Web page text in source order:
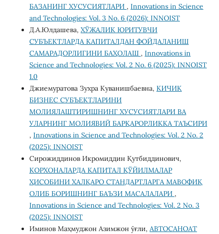
БАЗАНИНГ ХУСУСИЯТЛАРИ , Innovations in Science
and Technologies: Vol. 3 No. 6 (2026): INNOIST
Д.А.Юлдашева, ХЎЖАЛИК ЮРИТУВЧИ
СУБЪЕКТЛАРДА КАПИТАЛДАН ФОЙДАЛАНИШ
САМАРАДОРЛИГИНИ БАҲОЛАШ , Innovations in
Science and Technologies: Vol. 2 No. 6 (2025): INNOIST
1.0
Джиемуратова Зухра Куванишбаевна, КИЧИК
БИЗНЕС СУБЪЕКТЛАРИНИ
МОЛИЯЛАШТИРИШНИНГ ХУСУСИЯТЛАРИ ВА
УЛАРНИНГ МОЛИЯВИЙ БАРҚАРОРЛИККА ТАЪСИРИ
, Innovations in Science and Technologies: Vol. 2 No. 2
(2025): INNOIST
Сирожиддинов Икромиддин Қутбиддинович,
КОРХОНАЛАРДА КАПИТАЛ ҚЎЙИЛМАЛАР
ҲИСОБИНИ ХАЛҚАРО СТАНДАРТЛАРГА МАВОФИҚ
ОЛИБ БОРИШНИНГ БАЪЗИ МАСАЛАЛАРИ ,
Innovations in Science and Technologies: Vol. 2 No. 3
(2025): INNOIST
Иминов Маҳмуджон Азимжон ӯғли, АВТОСАНОАТ